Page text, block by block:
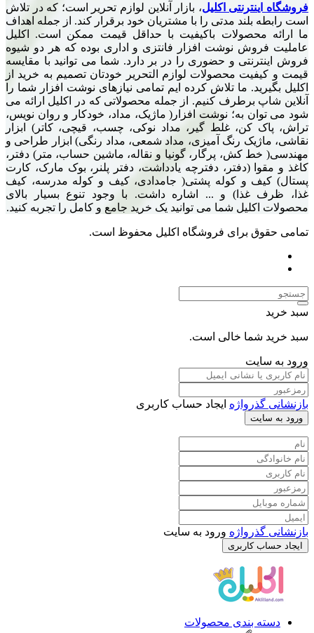
فروشگاه اینترنتی اکلیل، بازار آنلاین لوازم تحریر است؛ که در تلاش
است رابطه بلند مدتی را با مشتریان خود برقرار کند. از جمله اهداف
ما ارائه محصولات باکیفیت با حداقل قیمت ممکن است. اکلیل
عاملیت فروش نوشت افزار فانتزی و اداری بوده که هر دو شیوه
فروش اینترنتی و حضوری را در بر دارد. شما می توانید با مقایسه
قیمت و کیفیت محصولات لوازم التحریر خودتان تصمیم به خرید از
اکلیل بگیرید. ما تلاش کرده ایم تمامی نیازهای نوشت افزار شما را
آنلاین شاپ برطرف کنیم. از جمله محصولاتی که در اکلیل ارائه می
شود می توان به؛ نوشت افزار( ماژیک، مداد، خودکار و روان نویس،
تراش، پاک کن، غلط گیر، مداد نوکی، چسب، قیچی، کاتر) ابزار
نقاشی، ماژیک رنگ آمیزی، مداد شمعی، مداد رنگی) ابزار طراحی و
مهندسی( خط کش، پرگار، گونیا و نقاله، ماشین حساب، متر) دفتر،
کاغذ و مقوا (دفتر، دفترچه یادداشت، دفتر پلنر، بوک مارک، کارت
پستال) کیف و کوله پشتی( جامدادی، کیف و کوله مدرسه، کیف
غذا، ظرف غذا) و ... اشاره داشت. با وجود تنوع بسیار بالای
محصولات اکلیل شما می توانید یک خرید جامع و کامل را تجربه کنید.
تمامی حقوق برای فروشگاه اکلیل محفوظ است.
سبد خرید
سبد خرید شما خالی است.
ورود به سایت
بازنشانی گذرواژه ایجاد حساب کاربری
ورود به سایت
بازنشانی گذرواژه ورود به سایت
ایجاد حساب کاربری
دسته بندی محصولات